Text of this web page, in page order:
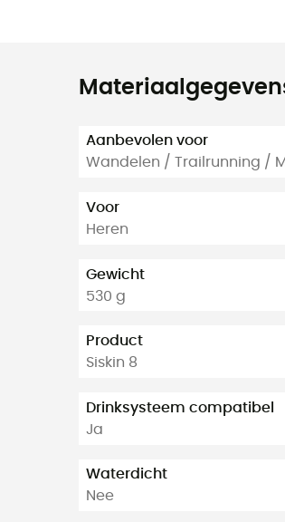
Aanbevolen voor
Wandelen / Trailrunning /
Voor
Heren
Gewicht
530 g
Product
Siskin 8
Drinksysteem compatibel
Ja
Waterdicht
Nee